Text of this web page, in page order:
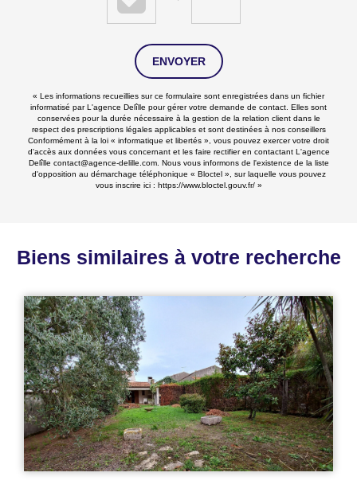
ENVOYER
« Les informations recueillies sur ce formulaire sont enregistrées dans un fichier
informatisé par L'agence Delîlle pour gérer votre demande de contact. Elles sont
conservées pour la durée nécessaire à la gestion de la relation client dans le
respect des prescriptions légales applicables et sont destinées à nos conseillers
Conformément à la loi « informatique et libertés », vous pouvez exercer votre droit
d'accès aux données vous concernant et les faire rectifier en contactant L'agence
Delîlle contact@agence-delille.com. Nous vous informons de l'existence de la liste
d'opposition au démarchage téléphonique « Bloctel », sur laquelle vous pouvez
vous inscrire ici : https://www.bloctel.gouv.fr/»
Biens similaires à votre recherche
PLEIN